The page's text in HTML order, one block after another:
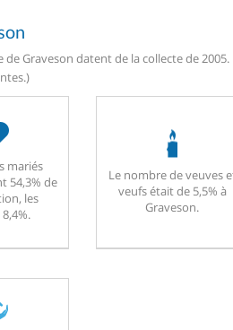
Graveson datent de la collecte de 2005.
mariés
54,3% de
les
Le nombre de veuves
veufs était de 5,5% à
Graveson.